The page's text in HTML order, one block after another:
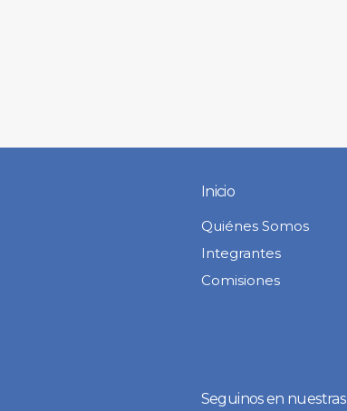
Inicio
Quiénes Somos
Integrantes
Comisiones
Seguinos en nuestras